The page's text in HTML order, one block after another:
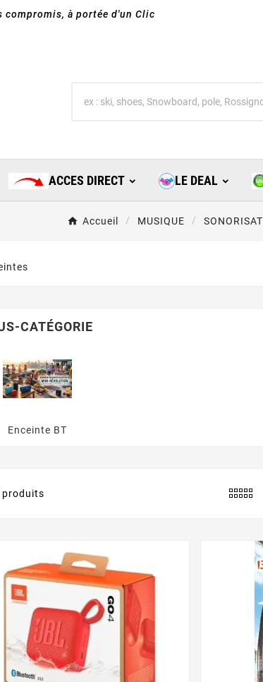
compromis, à portée d'un Clic
ACCES DIRECT LE DEAL
Accueil MUSIQUE
CATÉGORIE
Enceinte BT
produits